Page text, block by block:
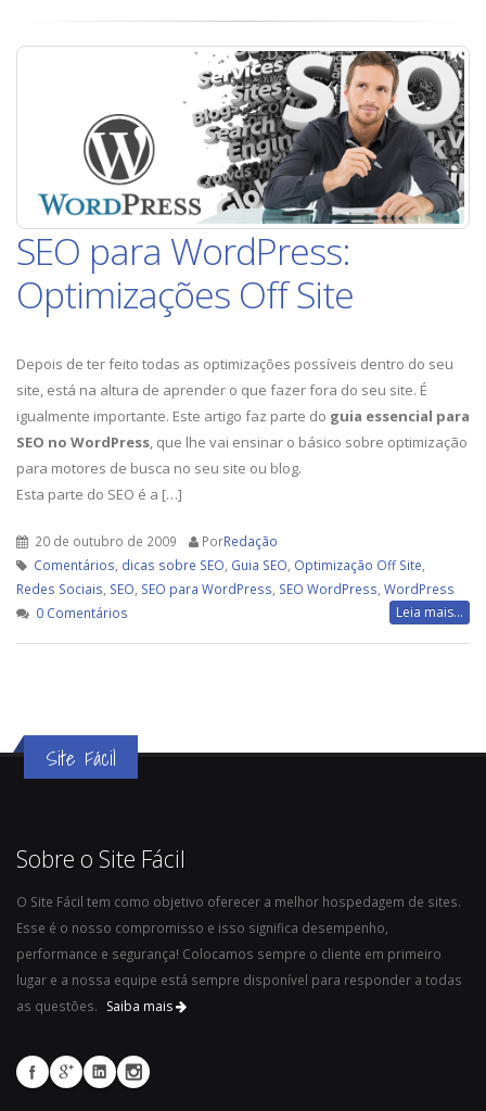
SEO para WordPress:
Optimizações Off Site
Depois de ter feito todas as optimizações possíveis dentro do seu
site, está na altura de aprender o que fazer fora do seu site. É
igualmente importante. Este artigo faz parte do guia essencial para
SEO no WordPress, que lhe vai ensinar o básico sobre optimização
para motores de busca no seu site ou blog.
Esta parte do SEO é a […]
20 de outubro de 2009 PorRedação
Comentários, dicas sobre SEO, Guia SEO, Optimização Off Site,
Redes Sociais, SEO, SEO para WordPress, SEO WordPress, WordPress
0 Comentários
Leia mais...
Site Fácil
Sobre o Site Fácil
O Site Fácil tem como objetivo oferecer a melhor hospedagem de sites.
Esse é o nosso compromisso e isso significa desempenho,
performance e segurança! Colocamos sempre o cliente em primeiro
lugar e a nossa equipe está sempre disponível para responder a todas
as questões.
Saiba mais